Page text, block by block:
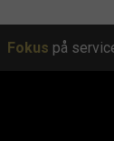
Fokus på